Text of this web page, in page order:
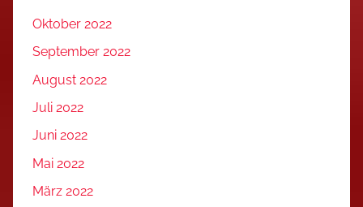
Oktober 2022
September 2022
August 2022
Juli 2022
Juni 2022
Mai 2022
März 2022